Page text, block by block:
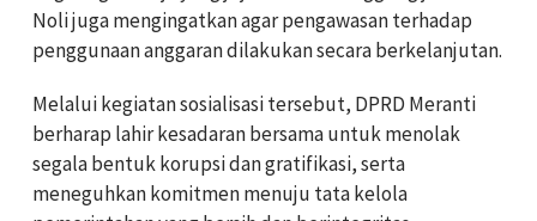
Noli juga mengingatkan agar pengawasan terhadap
penggunaan anggaran dilakukan secara berkelanjutan.
Melalui kegiatan sosialisasi tersebut, DPRD Meranti
berharap lahir kesadaran bersama untuk menolak
segala bentuk korupsi dan gratifikasi, serta
meneguhkan komitmen menuju tata kelola